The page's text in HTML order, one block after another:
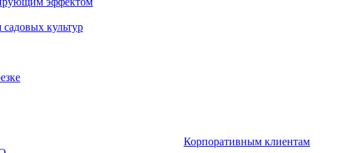
культур
Корпоративным клиентам